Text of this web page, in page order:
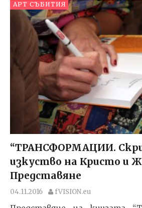
АРТ СЪБИТИЯ
“ТРАНСФОРМАЦИИ.
изкуство на Кристо и
Представяне
04.11.2016 fVISION.eu